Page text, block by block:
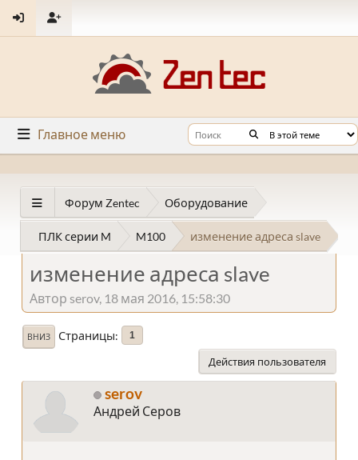
Главное меню
Форум Zentec Оборудование
ПЛК серии M M100 изменение адреса slave
изменение адреса slave
Автор serov, 18 мая 2016, 15:58:30
ВНИЗ Страницы 1
Действия пользователя
serov
Андрей Серов